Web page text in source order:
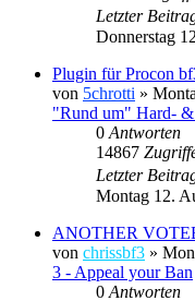
Letzter
Donnerstag
Plugin für Procon
von 5chrotti »
"Rund um" Hard-
0 Antworten
14867
Letzter
Montag 12.
ANOTHER
von chrissbf3 »
3 - Appeal your Ban
0 Antworten